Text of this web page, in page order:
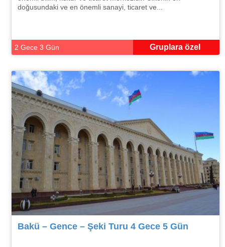
doğusundaki ve en önemli sanayi, ticaret ve...
2 Gece 3 Gün Gruplara özel
Bakü – Gence – Şeki Turu 4 Gece 5 Gün